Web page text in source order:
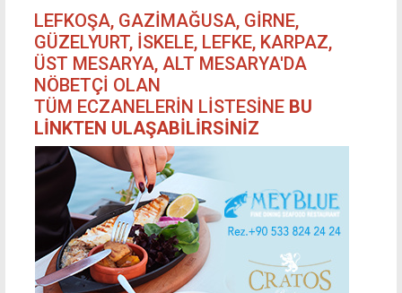
LEFKOŞA, GAZİMAĞUSA, GİRNE,
GÜZELYURT, İSKELE, LEFKE, KARPAZ,
ÜST MESARYA, ALT MESARYA'DA
NÖBETÇİ OLAN
TÜM ECZANELERİN LİSTESİNE BU
LİNKTEN ULAŞABİLİRSİNİZ